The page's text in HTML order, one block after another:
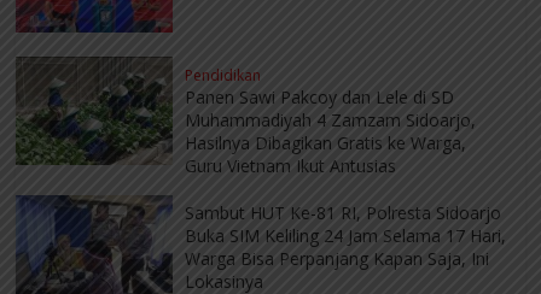
Pendidikan
Panen Sawi Pakcoy dan Lele di SD
Muhammadiyah 4 Zamzam Sidoarjo,
Hasilnya Dibagikan Gratis ke Warga,
Guru Vietnam Ikut Antusias
Sambut HUT Ke-81 RI, Polresta Sidoarjo
Buka SIM Keliling 24 Jam Selama 17 Hari,
Warga Bisa Perpanjang Kapan Saja, Ini
Lokasinya